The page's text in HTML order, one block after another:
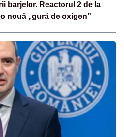
barjelor. Reactorul 2 de la
nouă „gură de oxigen”